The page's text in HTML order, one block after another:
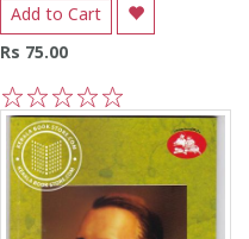
Add to Cart
Rs 75.00
5
4
3
2
1